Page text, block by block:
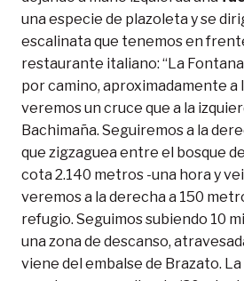
una especie de plazoleta y se
escalinata que tenemos en
restaurante italiano: “La Fontana
por camino, aproximadamente a
veremos un cruce que a la
Bachimaña. Seguiremos a la
que zigzaguea entre el bosque
cota 2.140 metros -una hora y
veremos a la derecha a 150
refugio. Seguimos subiendo 10
una zona de descanso,
viene del embalse de Brazato.